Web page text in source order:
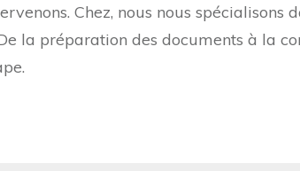
Chez, nous nous
la préparation des documents à la